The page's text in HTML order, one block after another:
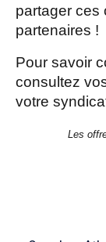
partager ces
partenaires !
Pour savoir
consultez
votre
Les